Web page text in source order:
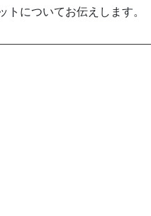
についてお伝えします。